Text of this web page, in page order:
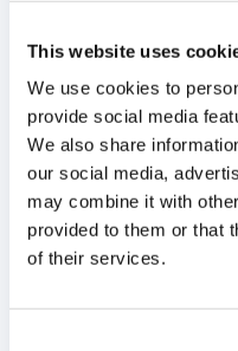
This website uses
We use cookies to
provide social media
We also share
our social media,
may combine it with
provided to them or that
of their services.
d'uracile.
Cellectis a
permet la
conversion C-to-T
méthode tire
médié par TALEN®
cellules T